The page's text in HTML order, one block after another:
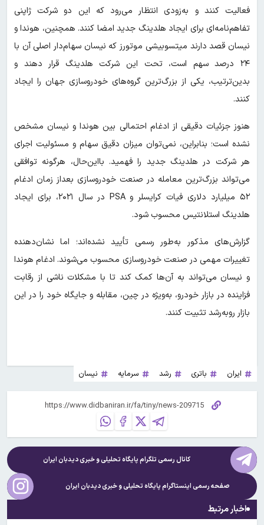
فعالیت کنند و به‌زودی انتظار می‌رود که این دو شرکت ژاپنی
تفاهم‌نامه‌ای برای ایجاد هلدینگ جدید امضا کنند. همچنین، هوندا و
نیسان قصد دارند میتسوبیشی موتورز که نیسان سهام‌دار اصلی آن با
۲۴ درصد سهم است، تحت این شرکت هلدینگ قرار دهند و
بدین‌ترتیب، یکی از بزرگ‌ترین گروه‌های خودروسازی جهان را ایجاد
کنند.
هنوز جزئیات دقیقی از ادغام احتمالی بین هوندا و نیسان مشخص
نشده است؛ بنابراین، نمی‌توان میزان دقیق سهام و مسئولیت اجرای
هر شرکت در هلدینگ جدید را فهمید. بااین‌حال، هرگونه توافقی
می‌تواند بزرگ‌ترین معامله در صنعت خودروسازی بعد‌از زمان ادغام
۵۲ میلیارد دلاری فیات کرایسلر و PSA در سال ۲۰۲۱، برای ایجاد
هلدینگ استلانتیس محسوب شود.
گزارش‌ها‌ی مذکور به‌طور رسمی تأیید نشده‌اند؛ اما نشان‌دهنده
تغییرات مهمی در صنعت خودروسازی محسوب می‌شوند. ادغام هوندا
و نیسان می‌تواند به آن‌ها کمک کند تا با مشکلات ناشی از رقابت
فزاینده در بازار خودرو، به‌ویژه در چین، مقابله و جایگاه خود را در این
بازار روبه‌رشد تثبیت کنند.
ایران باتری رشد سرمایه نیسان
کانال رسمی تلگرام پایگاه تحلیلی و خبریدیدبان ایران
صفحه رسمی اینستاگرام پایگاه تحلیلی و خبریدیدبان ایران
اخبار مرتبط